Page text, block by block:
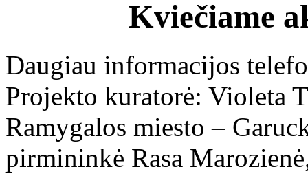
Kviečiame
Daugiau informacijos
Projekto kuratorė: Violeta
Ramygalos miesto –
pirmininkė Rasa